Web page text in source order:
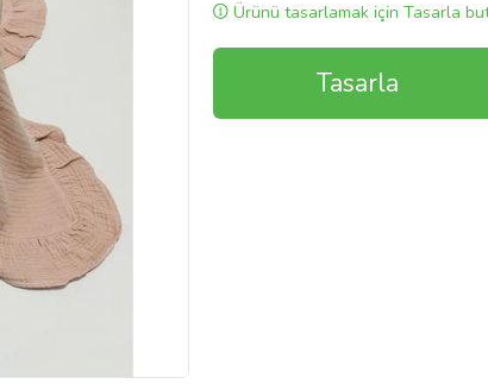
Ürünü tasarlamak için Tasarla
Tasarla